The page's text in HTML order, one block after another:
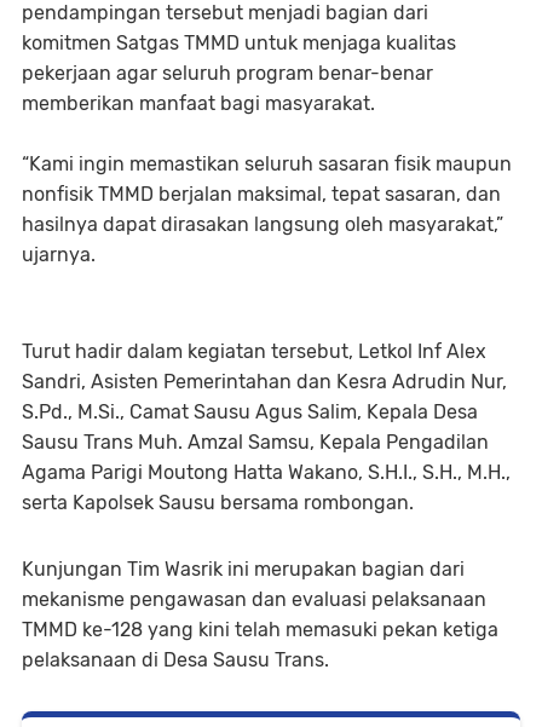
pendampingan tersebut menjadi bagian dari
komitmen Satgas TMMD untuk menjaga kualitas
pekerjaan agar seluruh program benar-benar
memberikan manfaat bagi masyarakat.
“Kami ingin memastikan seluruh sasaran fisik maupun
nonfisik TMMD berjalan maksimal, tepat sasaran, dan
hasilnya dapat dirasakan langsung oleh masyarakat,”
ujarnya.
Turut hadir dalam kegiatan tersebut, Letkol Inf Alex
Sandri, Asisten Pemerintahan dan Kesra Adrudin Nur,
S.Pd., M.Si., Camat Sausu Agus Salim, Kepala Desa
Sausu Trans Muh. Amzal Samsu, Kepala Pengadilan
Agama Parigi Moutong Hatta Wakano, S.H.I., S.H., M.H.,
serta Kapolsek Sausu bersama rombongan.
Kunjungan Tim Wasrik ini merupakan bagian dari
mekanisme pengawasan dan evaluasi pelaksanaan
TMMD ke-128 yang kini telah memasuki pekan ketiga
pelaksanaan di Desa Sausu Trans.